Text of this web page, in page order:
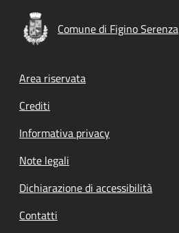
Comune di Figino Serenza
Footer menu
Area riservata
Crediti
Informativa privacy
Note legali
Dichiarazione di accessibilità
Contatti